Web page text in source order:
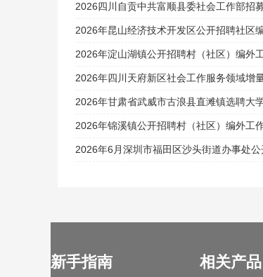
2026四川自贡中共富顺县委社会工作部招
2026年昆山经济技术开发区公开招聘社区
2026年淀山湖镇公开招聘村（社区）编外
2026年四川天府新区社会工作服务领域增
2026年甘肃省武威市古浪县直滩镇选聘大
2026年锦溪镇公开招聘村（社区）编外工
2026年6月深圳市福田区沙头街道办事处
新手指南 相关产品